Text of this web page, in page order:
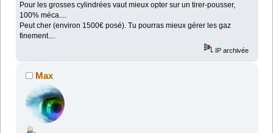
Pour les grosses cylindrées vaut mieux opter sur un tirer-pousser,
100% méca....
Peut cher (environ 1500€ posé). Tu pourras mieux gérer les gaz
finement....
IP archivée
Max